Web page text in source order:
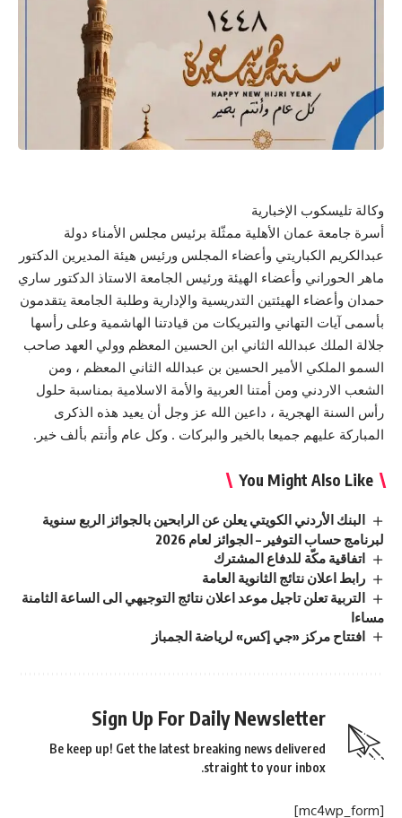
وكالة تليسكوب الإخبارية
أسرة جامعة عمان الأهلية ممثّلة برئيس مجلس الأمناء دولة
عبدالكريم الكباريتي وأعضاء المجلس ورئيس هيئة المديرين الدكتور
ماهر الحوراني وأعضاء الهيئة ورئيس الجامعة الاستاذ الدكتور ساري
حمدان وأعضاء الهيئتين التدريسية والإدارية وطلبة الجامعة يتقدمون
بأسمى آيات التهاني والتبريكات من قيادتنا الهاشمية وعلى رأسها
جلالة الملك عبدالله الثاني ابن الحسين المعظم وولي العهد صاحب
السمو الملكي الأمير الحسين بن عبدالله الثاني المعظم ، ومن
الشعب الاردني ومن أمتنا العربية والأمة الاسلامية بمناسبة حلول
رأس السنة الهجرية ، داعين الله عز وجل أن يعيد هذه الذكرى
المباركة عليهم جميعا بالخير والبركات . وكل عام وأنتم بألف خير.
You Might Also Like
البنك الأردني الكويتي يعلن عن الرابحين بالجوائز الربع سنوية
لبرنامج حساب التوفير – الجوائز لعام 2026
اتفاقية مكّة للدفاع المشترك
رابط اعلان نتائج الثانوية العامة
التربية تعلن تاجيل موعد اعلان نتائج التوجيهي الى الساعة الثامنة
مساءا
افتتاح مركز «جي إكس» لرياضة الجمباز
Sign Up For Daily Newsletter
Be keep up! Get the latest breaking news delivered
straight to your inbox.
[mc4wp_form]